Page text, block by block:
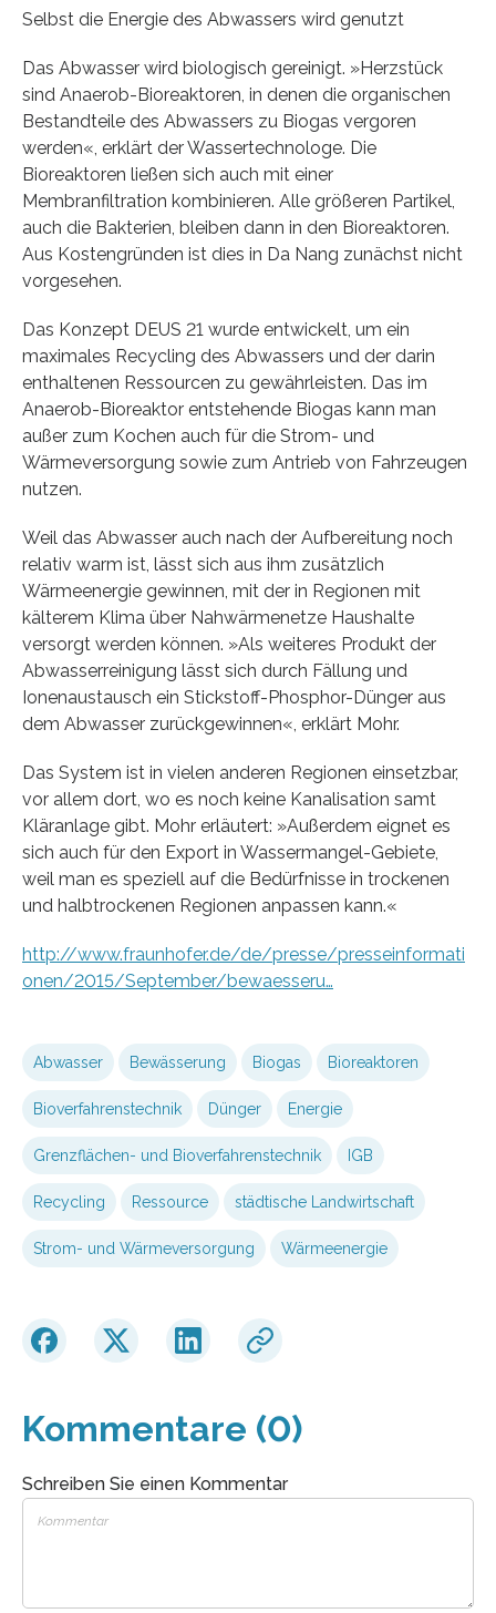
Selbst die Energie des Abwassers wird genutzt
Das Abwasser wird biologisch gereinigt. »Herzstück
sind Anaerob-Bioreaktoren, in denen die organischen
Bestandteile des Abwassers zu Biogas vergoren
werden«, erklärt der Wassertechnologe. Die
Bioreaktoren ließen sich auch mit einer
Membranfiltration kombinieren. Alle größeren Partikel,
auch die Bakterien, bleiben dann in den Bioreaktoren.
Aus Kostengründen ist dies in Da Nang zunächst nicht
vorgesehen.
Das Konzept DEUS 21 wurde entwickelt, um ein
maximales Recycling des Abwassers und der darin
enthaltenen Ressourcen zu gewährleisten. Das im
Anaerob-Bioreaktor entstehende Biogas kann man
außer zum Kochen auch für die Strom- und
Wärmeversorgung sowie zum Antrieb von Fahrzeugen
nutzen.
Weil das Abwasser auch nach der Aufbereitung noch
relativ warm ist, lässt sich aus ihm zusätzlich
Wärmeenergie gewinnen, mit der in Regionen mit
kälterem Klima über Nahwärmenetze Haushalte
versorgt werden können. »Als weiteres Produkt der
Abwasserreinigung lässt sich durch Fällung und
Ionenaustausch ein Stickstoff-Phosphor-Dünger aus
dem Abwasser zurückgewinnen«, erklärt Mohr.
Das System ist in vielen anderen Regionen einsetzbar,
vor allem dort, wo es noch keine Kanalisation samt
Kläranlage gibt. Mohr erläutert: »Außerdem eignet es
sich auch für den Export in Wassermangel-Gebiete,
weil man es speziell auf die Bedürfnisse in trockenen
und halbtrockenen Regionen anpassen kann.«
http://www.fraunhofer.de/de/presse/presseinformati
onen/2015/September/bewaesseru…
Abwasser Bewässerung Biogas Bioreaktoren
Bioverfahrenstechnik Dünger Energie
Grenzflächen- und Bioverfahrenstechnik IGB
Recycling Ressource städtische Landwirtschaft
Strom- und Wärmeversorgung Wärmeenergie
Kommentare (0)
Schreiben Sie einen Kommentar